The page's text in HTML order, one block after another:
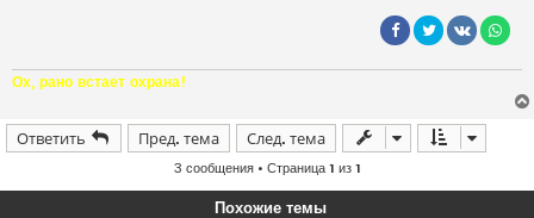
е
Ох, рано встает охрана!
Ответить Пред. тема След. тема
3 сообщения • Страница1 из1
Похожие темы